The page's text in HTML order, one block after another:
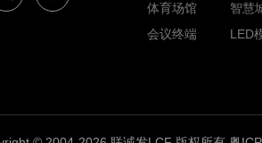
体育场馆
会议终端
智慧
LED